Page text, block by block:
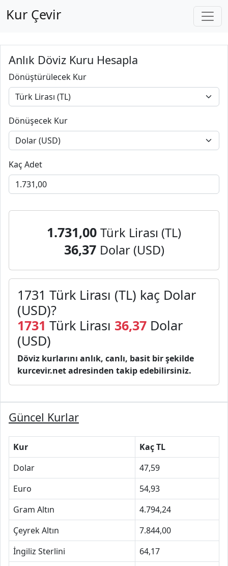
Kur Çevir
Anlık Döviz Kuru Hesapla
Dönüştürülecek Kur
Dönüşecek Kur
Kaç Adet
1.731,00 Türk Lirası (TL)
36,37 Dolar (USD)
1731 Türk Lirası (TL) kaç Dolar
(USD)?
1731 Türk Lirası 36,37 Dolar
(USD)
Döviz kurlarını anlık, canlı, basit bir şekilde
kurcevir.net adresinden takip edebilirsiniz.
Güncel Kurlar
Kur
Kaç TL
Dolar
47,59
Euro
54,93
Gram Altın
4.794,24
Çeyrek Altın
7.844,00
İngiliz Sterlini
64,17